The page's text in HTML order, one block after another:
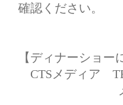
確認ください。
【ディナーショ
CTSメディア
メ ール：